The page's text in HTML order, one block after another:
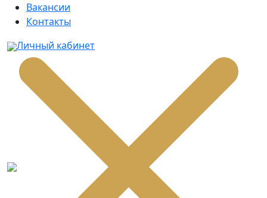
Вакансии
Контакты
Личный кабинет